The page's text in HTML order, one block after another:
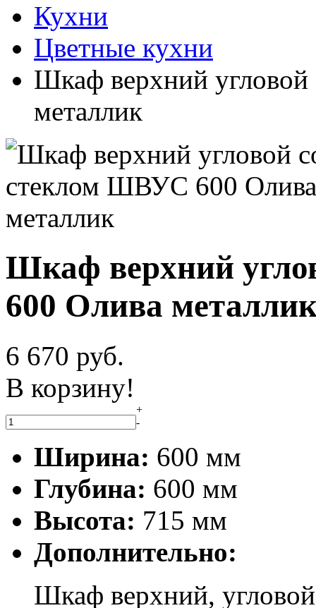
Кухни
Цветные кухни
Шкаф верхний
металлик
Шкаф верхний
600 Олива
6 670 руб.
В корзину!
+
-
Ширина: 600 мм
Глубина: 600 мм
Высота: 715 мм
Дополнительно:
Шкаф верхний,